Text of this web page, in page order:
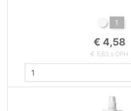
1
€ 4,58
€ 5,63 s DPH